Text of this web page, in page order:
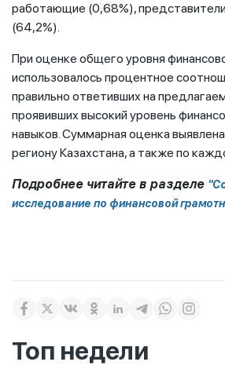
работающие (0,68%),
(64,2%).
При оценке общего уровня
использовалось процентное
правильно ответивших на
проявивших высокий уровень
навыков. Суммарная оценка
региону Казахстана, а также по
Подробнее читайте в разделе
исследование по финансовой
Топ недели